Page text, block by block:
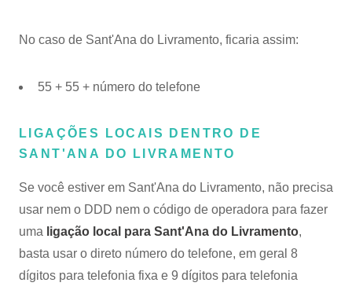
No caso de Sant'Ana do Livramento, ficaria assim:
55 + 55 + número do telefone
LIGAÇÕES LOCAIS DENTRO DE
SANT'ANA DO LIVRAMENTO
Se você estiver em Sant'Ana do Livramento, não precisa
usar nem o DDD nem o código de operadora para fazer
uma ligação local para Sant'Ana do Livramento,
basta usar o direto número do telefone, em geral 8
dígitos para telefonia fixa e 9 dígitos para telefonia